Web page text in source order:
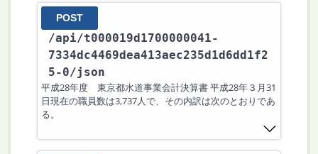
POST
/api/t000019d1700000041-
7334dc4469dea413aec235d1d6dd1f2
5-0/json
平成28年度 東京都水道事業会計決算書 平成28年３月31
日現在の職員数は3,737人で、その内訳は次のとおりであ
る。